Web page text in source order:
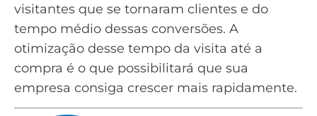
visitantes que se tornaram clientes e do
tempo médio dessas conversões. A
otimização desse tempo da visita até a
compra é o que possibilitará que sua
empresa consiga crescer mais rapidamente.